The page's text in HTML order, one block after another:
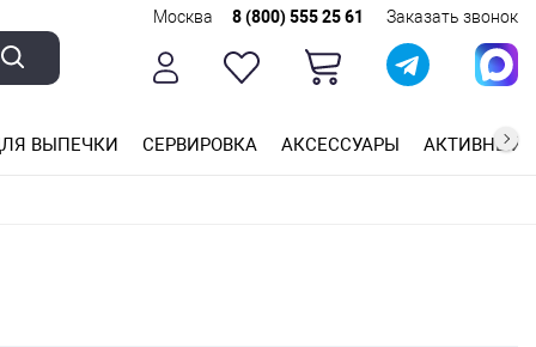
Москва 8 (800) 555 25 61 Заказать звонок
ВЫПЕЧКИ СЕРВИРОВКА АКСЕССУАРЫ АКТИВНЫЙ